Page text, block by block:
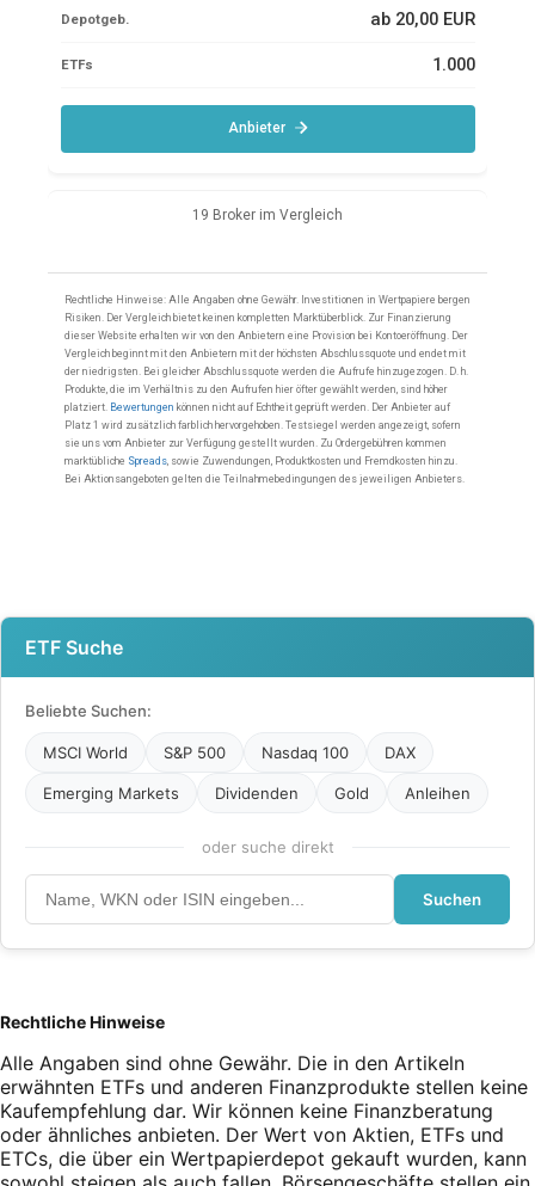
ETF Suche
Beliebte Suchen:
MSCI World S&P 500 Nasdaq 100 DAX
Emerging Markets Dividenden Gold Anleihen
oder suche direkt
Suchen
Rechtliche Hinweise
Alle Angaben sind ohne Gewähr. Die in den Artikeln
erwähnten ETFs und anderen Finanzprodukte stellen keine
Kaufempfehlung dar. Wir können keine Finanzberatung
oder ähnliches anbieten. Der Wert von Aktien, ETFs und
ETCs, die über ein Wertpapierdepot gekauft wurden, kann